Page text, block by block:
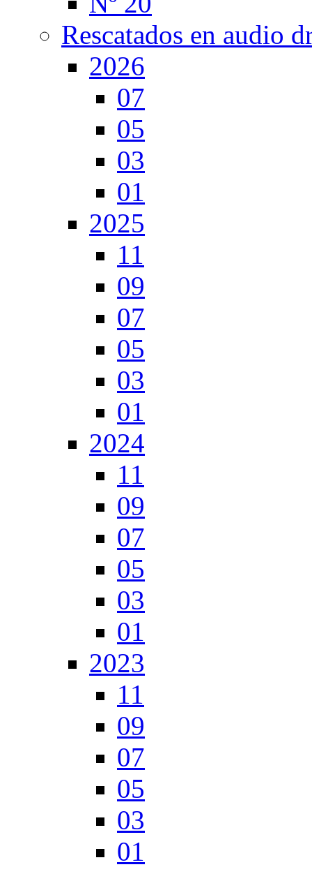
Rescatados en audio
2026
07
05
03
01
2025
11
09
07
05
03
01
2024
11
09
07
05
03
01
2023
11
09
07
05
03
01